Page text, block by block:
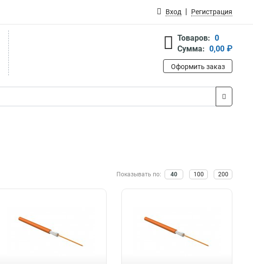
Вход Регистрация
Товаров: 0
Сумма: 0,00 ₽
Оформить заказ
Показывать по: 40 100 200